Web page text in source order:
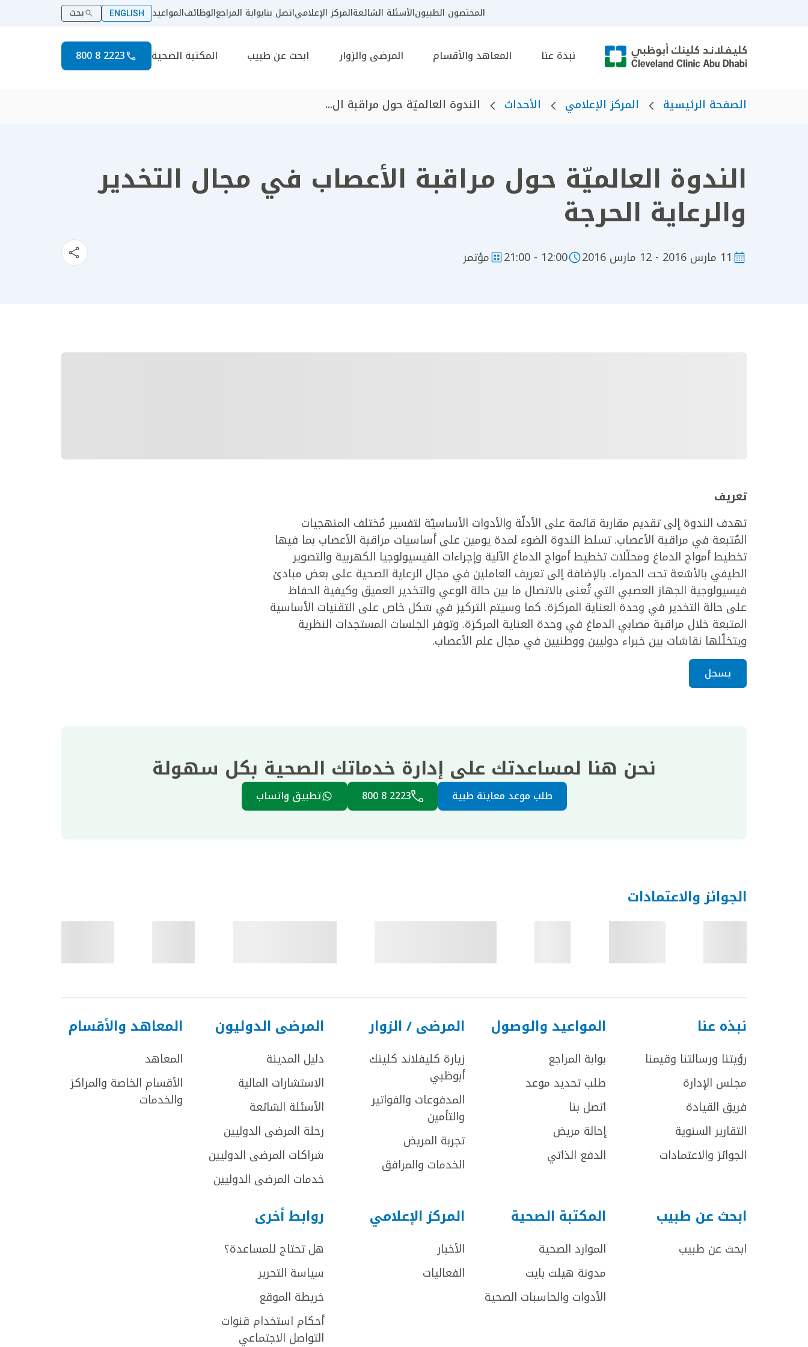
المختصون الطبيونالأسئلة الشائعةالمركز الإعلامياتصل بنابوابة المراجعالوظائفالمواعيد ENGLISH بحث
نبذة عنا المعاهد والأقسام المرضى والزوار ابحث عن طبيب المكتبة الصحية 2223 8 800
الصفحة الرئيسية المركز الإعلامي الأحداث الندوة العالميّة حول مراقبة ال...
الندوة العالميّة حول مراقبة الأعصاب في مجال التخدير
والرعاية الحرجة
11 مارس 2016 - 12 مارس 2016 12:00 - 21:00 مؤتمر
تعريف
تهدف الندوة إلى تقديم مقاربة قائمة على الأدلّة والأدوات الأساسيّة لتفسير مُختلف المنهجيات
المُتبعة في مراقبة الأعصاب. تسلط الندوة الضوء لمدة يومين على أساسيات مراقبة الأعصاب بما فيها
تخطيط أمواج الدماغ ومحلّلات تخطيط أمواج الدماغ الآلية وإجراءات الفيسيولوجيا الكهربية والتصوير
الطيفي بالأشعة تحت الحمراء. بالإضافة إلى تعريف العاملين في مجال الرعاية الصحية على بعض مبادئ
فيسيولوجية الجهاز العصبي التي تُعنى بالاتصال ما بين حالة الوعي والتخدير العميق وكيفية الحفاظ
على حالة التخدير في وحدة العناية المركزة. كما وسيتم التركيز في شكل خاص على التقنيات الأساسية
المتبعة خلال مراقبة مصابي الدماغ في وحدة العناية المركزة. وتوفر الجلسات المستجدات النظرية
ويتخلّلها نقاشات بين خبراء دوليين ووطنيين في مجال علم الأعصاب.
يسجل
نحن هنا لمساعدتك على إدارة خدماتك الصحية بكل سهولة
طلب موعد معاينة طبية 2223 8 800 تطبيق واتساب
الجوائز والاعتمادات
نبذه عنا
رؤيتنا ورسالتنا وقيمنا
مجلس الإدارة
فريق القيادة
التقارير السنوية
الجوائز والاعتمادات
المواعيد والوصول
بوابة المراجع
طلب تحديد موعد
اتصل بنا
إحالة مريض
الدفع الذاتي
المرضى / الزوار
زيارة كليفلاند كلينك
أبوظبي
المدفوعات والفواتير
والتأمين
تجربة المريض
الخدمات والمرافق
المرضى الدوليون
دليل المدينة
الاستشارات المالية
الأسئلة الشائعة
رحلة المرضى الدوليين
شراكات المرضى الدوليين
خدمات المرضى الدوليين
المعاهد والأقسام
المعاهد
الأقسام الخاصة والمراكز
والخدمات
ابحث عن طبيب
ابحث عن طبيب
المكتبة الصحية
الموارد الصحية
مدونة هيلث بايت
الأدوات والحاسبات الصحية
المركز الإعلامي
الأخبار
الفعاليات
روابط أخرى
هل تحتاج للمساعدة؟
سياسة التحرير
خريطة الموقع
أحكام استخدام قنوات
التواصل الاجتماعي